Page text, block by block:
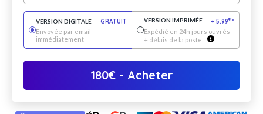
VERSION DIGITALE
GRATUIT
Envoyée par email
immédiatement
VERSION IMPRIMÉE + 5.99€*
Expédié en 24h jours ouvrés
+ délais de la poste.
180€- Acheter